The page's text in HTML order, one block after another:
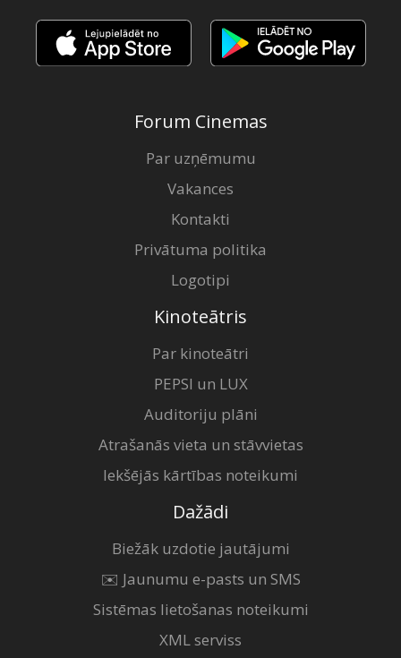
Forum Cinemas
Par uzņēmumu
Vakances
Kontakti
Privātuma politika
Logotipi
Kinoteātris
Par kinoteātri
PEPSI un LUX
Auditoriju plāni
Atrašanās vieta un stāvvietas
Iekšējās kārtības noteikumi
Dažādi
Biežāk uzdotie jautājumi
✉️ Jaunumu e-pasts un SMS
Sistēmas lietošanas noteikumi
XML serviss